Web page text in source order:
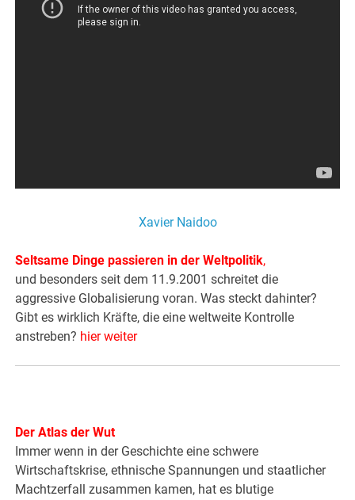
Xavier Naidoo
Seltsame Dinge passieren in der Weltpolitik,
und besonders seit dem 11.9.2001 schreitet die
aggressive Globalisierung voran. Was steckt dahinter?
Gibt es wirklich Kräfte, die eine weltweite Kontrolle
anstreben? hier weiter
Der Atlas der Wut
Immer wenn in der Geschichte eine schwere
Wirtschaftskrise, ethnische Spannungen und staatlicher
Machtzerfall zusammen kamen, hat es blutige